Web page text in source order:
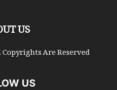
US
Are Reserved
US